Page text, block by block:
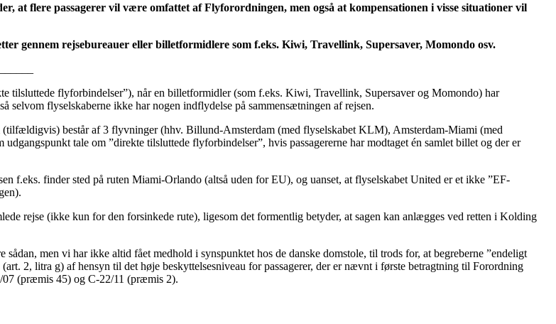
at flere passagerer vil være omfattet af Flyforordningen, men også at kompensationen i visse situationer vil
gennem rejsebureauer eller billetformidlere som f.eks. Kiwi, Travellink, Supersaver, Momondo osv.
tilsluttede flyforbindelser”), når en billetformidler (som f.eks. Kiwi, Travellink, Supersaver og Momondo) har
selvom flyselskaberne ikke har nogen indflydelse på sammensætningen af rejsen.
består af 3 flyvninger (hhv. Billund-Amsterdam (med flyselskabet KLM), Amsterdam-Miami (med
tale om ”direkte tilsluttede flyforbindelser”, hvis passagererne har modtaget én samlet billet og der er
f.eks. finder sted på ruten Miami-Orlando (altså uden for EU), og uanset, at flyselskabet United er et ikke ”EF-
rejse (ikke kun for den forsinkede rute), ligesom det formentlig betyder, at sagen kan anlægges ved retten i Kolding
men vi har ikke altid fået medhold i synspunktet hos de danske domstole, til trods for, at begreberne ”endeligt
2, litra g) af hensyn til det høje beskyttelsesniveau for passagerer, der er nævnt i første betragtning til Forordning
(præmis 45) og C-22/11 (præmis 2).